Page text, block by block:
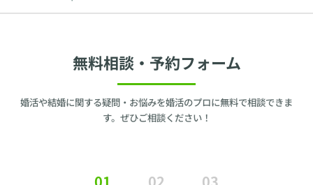
無料相談・予約フォーム
婚活や結婚に関する疑問・お悩みを婚活のプロに無料で相談できま
す。ぜひご相談ください！
01 02 03